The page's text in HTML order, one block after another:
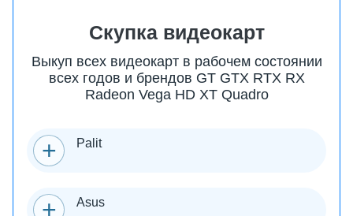
Скупка видеокарт
Выкуп всех видеокарт в рабочем состоянии
всех годов и брендов GT GTX RTX RX
Radeon Vega HD XT Quadro
Palit
Asus